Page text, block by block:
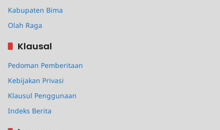
Kabupaten Bima
Olah Raga
Klausal
Pedoman Pemberitaan
Kebijakan Privasi
Klausul Penggunaan
Indeks Berita